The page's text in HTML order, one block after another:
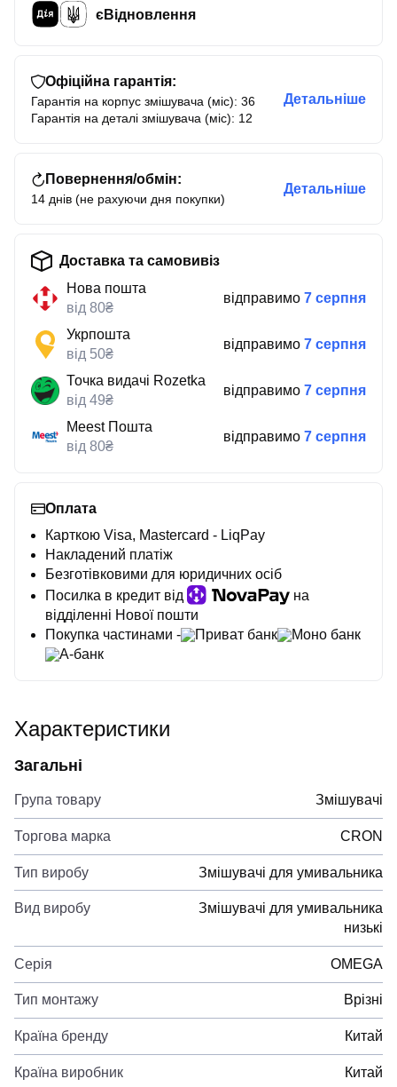
єВідновлення
Офіційна гарантія:
Гарантія на корпус змішувача (міс): 36
Гарантія на деталі змішувача (міс): 12
Детальніше
Повернення/обмін:
14 днів (не рахуючи дня покупки)
Детальніше
Доставка та самовивіз
Нова пошта
від 80₴
відправимо 7 серпня
Укрпошта
від 50₴
відправимо 7 серпня
Точка видачі Rozetka
від 49₴
відправимо 7 серпня
Meest Пошта
від 80₴
відправимо 7 серпня
Оплата
Карткою Visa, Mastercard - LiqPay
Накладений платіж
Безготівковими для юридичних осіб
Посилка в кредит від
на
відділенні Нової пошти
Покупка частинами -
Приват банк
Моно банк
А-банк
Характеристики
Загальні
Група товару Змішувачі
Торгова марка CRON
Тип виробу Змішувачі для умивальника
Вид виробу
Змішувачі для умивальника
низькі
Серія OMEGA
Тип монтажу Врізні
Країна бренду Китай
Країна виробник Китай